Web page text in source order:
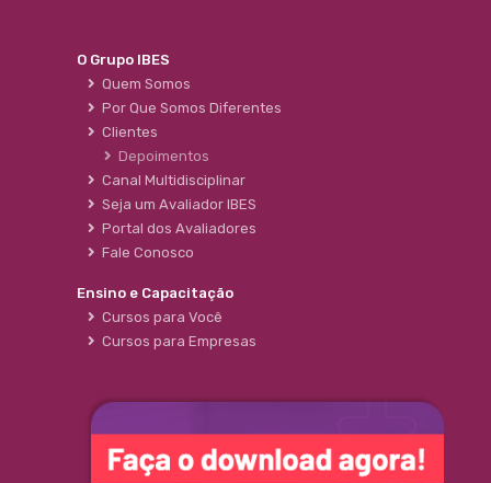
O Grupo IBES
Quem Somos
Por Que Somos Diferentes
Clientes
Depoimentos
Canal Multidisciplinar
Seja um Avaliador IBES
Portal dos Avaliadores
Fale Conosco
Ensino e Capacitação
Cursos para Você
Cursos para Empresas